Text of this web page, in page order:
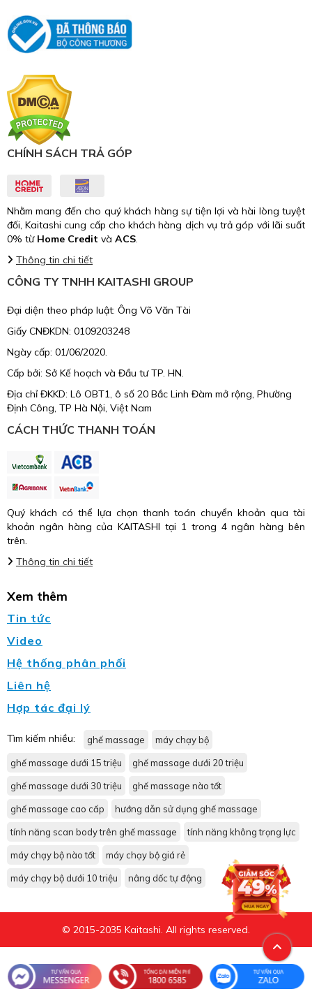
CHÍNH SÁCH TRẢ GÓP
Nhằm mang đến cho quý khách hàng sự tiện lợi và hài lòng tuyệt
đối, Kaitashi cung cấp cho khách hàng dịch vụ trả góp với lãi suất
0% từ Home Credit và ACS.
Thông tin chi tiết
CÔNG TY TNHH KAITASHI GROUP
Đại diện theo pháp luật: Ông Võ Văn Tài
Giấy CNĐKDN: 0109203248
Ngày cấp: 01/06/2020.
Cấp bởi: Sở Kế hoạch và Đầu tư TP. HN.
Địa chỉ ĐKKD: Lô OBT1, ô số 20 Bắc Linh Đàm mở rộng, Phường
Định Công, TP Hà Nội, Việt Nam
CÁCH THỨC THANH TOÁN
Quý khách có thể lựa chọn thanh toán chuyển khoản qua tài
khoản ngân hàng của KAITASHI tại 1 trong 4 ngân hàng bên
trên.
Thông tin chi tiết
Xem thêm
Tin tức
Video
Hệ thống phân phối
Liên hệ
Hợp tác đại lý
Tìm kiếm nhiều: ghế massage máy chạy bộ
ghế massage dưới 15 triệu ghế massage dưới 20 triệu
ghế massage dưới 30 triệu ghế massage nào tốt
ghế massage cao cấp hướng dẫn sử dụng ghế massage
tính năng scan body trên ghế massage tính năng không trọng lực
máy chạy bộ nào tốt máy chạy bộ giá rẻ
máy chạy bộ dưới 10 triệu nâng dốc tự động
© 2015-2035 Kaitashi. All rights reserved.